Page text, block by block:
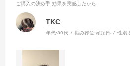
ご購入の決め手:効果を実感したから
TKC
年代:30代 悩み部位:頭頂部 性別: